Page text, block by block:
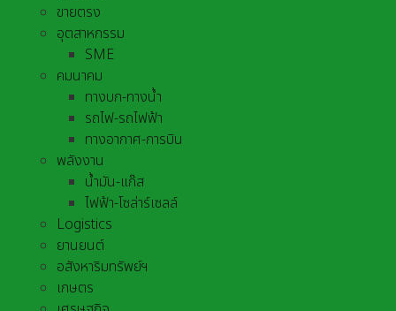
ขายตรง
อุตสาหกรรม
SME
คมนาคม
ทางบก-ทางน้ำ
รถไฟ-รถไฟฟ้า
ทางอากาศ-การบิน
พลังงาน
น้ำมัน-แก๊ส
ไฟฟ้า-โซล่าร์เซลล์
Logistics
ยานยนต์
อสังหาริมทรัพย์ฯ
เกษตร